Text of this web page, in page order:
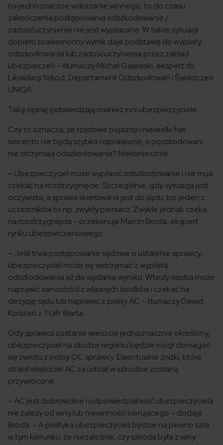
na jednoznaczne wskazanie winnego, to do czasu
zakończenia postępowania odszkodowanie /
zadośćuczynienie nie jest wypłacane. W takiej sytuacji
dopiero prawomocny wyrok daje podstawę do wypłaty
odszkodowania lub zadośćuczynienia przez zakład
ubezpieczeń – tłumaczy Michał Gajewski, ekspert ds.
Likwidacji Szkód, Departament Odszkodowań i Świadczeń
UNIQA.
Taką opinię potwierdzają również inni ubezpieczyciele.
Czy to oznacza, że rządowe pojazdy i niewielki fiat
seicento nie będą szybko naprawione, a poszkodowani
nie otrzymają odszkodowania? Niekoniecznie.
– Ubezpieczyciel może wypłacić odszkodowanie i nie musi
czekać na rozstrzygnięcie. Szczególnie, gdy sytuacja jest
oczywista, a sprawa skierowana jest do sądu, bo jeden z
uczestników to np. zwykły pieniacz. Zwykle jednak czeka
na rozstrzygnięcia – przekonuje Marcin Broda, ekspert
rynku ubezpieczeniowego.
– Jeśli trwa postępowanie sądowe o ustalenie sprawcy,
ubezpieczyciel może się wstrzymać z wypłatą
odszkodowania aż do wydania wyroku. Wtedy osoba może
naprawić samochód z własnych środków i czekać na
decyzję sądu lub naprawić z polisy AC – tłumaczy Dawid
Korszeń z TUiR Warta.
Gdy sprawca zostanie wreszcie jednoznacznie określony,
ubezpieczyciel na drodze regresu będzie mógł domagać
się zwrotu z polisy OC sprawcy. Ewentualne zniżki, które
stracił właściciel AC za udział w szkodzie zostaną
przywrócone.
– AC jest dobrowolne i odpowiedzialność ubezpieczyciela
nie zależy od winy lub niewinności kierującego – dodaje
Broda. – A polityka ubezpieczycieli będzie na pewno szła
w tym kierunku, że niezależnie, czy szkoda była z winy